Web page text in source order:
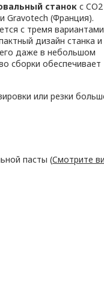
станок с CO2
Gravotech (Франция).
с тремя вариантами
дизайн станка и
даже в небольшом
сборки обеспечивает
или резки
пасты (Cмотрите